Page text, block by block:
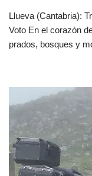
Llueva (Cantabria):
Voto En el corazón
prados, bosques y